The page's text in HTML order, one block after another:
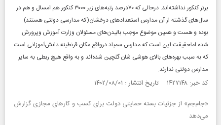
برتر کنکور نداشته‌اند. درحالی که ۷۰درصد رتبه‌های زیر ۳۰۰۰ کنکور هم امسال و هم در
سال‌های گذشته از آن مدارس استعدادهای درخشان(که مدارسی دولتی هستند)
بوده و هست و همین موضوع موجب بالیدن‌های مسئولان وزارت آموزش وپرورش
شده اماحقیقت این است که مدارس سمپاد درواقع مکان قرنطینه دانش‌آموزانی است
که به سبب بهره‌های بالای هوشی شان گلچین شده‌اند و به واقع هیچ ربطی به سایر
مدارس دولتی ندارند.
کد خبر: ۱۴۲۷۱۴۸ تاریخ انتشار : ۱۴۰۲/۰۸/۰۱
«جام‌جم» از جزئیات بسته حمایتی دولت برای کسب و کار‌های مجازی گزارش
می‌دهد